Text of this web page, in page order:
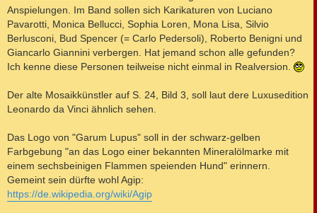
Anspielungen. Im Band sollen sich Karikaturen von Luciano
Pavarotti, Monica Bellucci, Sophia Loren, Mona Lisa, Silvio
Berlusconi, Bud Spencer (= Carlo Pedersoli), Roberto Benigni und
Giancarlo Giannini verbergen. Hat jemand schon alle gefunden?
Ich kenne diese Personen teilweise nicht einmal in Realversion.
Der alte Mosaikkünstler auf S. 24, Bild 3, soll laut dere Luxusedition
Leonardo da Vinci ähnlich sehen.
Das Logo von "Garum Lupus" soll in der schwarz-gelben
Farbgebung "an das Logo einer bekannten Mineralölmarke mit
einem sechsbeinigen Flammen speienden Hund" erinnern.
Gemeint sein dürfte wohl Agip:
https://de.wikipedia.org/wiki/Agip